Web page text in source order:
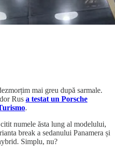
mai greu după sarmale.
Rus a testat un Porsche
.
numele ăsta lung al modelului,
break a sedanului Panamera și
Simplu, nu?